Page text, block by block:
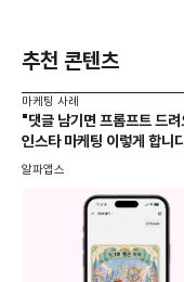
추천 콘텐츠
마케팅 사례
"댓글 남기면 프롬프트 드
인스타 마케팅 이렇게 합니
알파앱스